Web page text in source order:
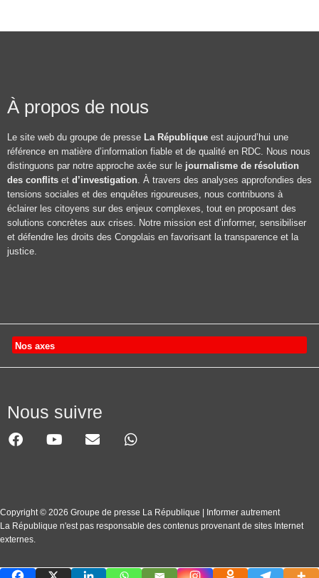
À propos de nous
Le site web du groupe de presse La République est aujourd’hui une
référence en matière d’information fiable et de qualité en RDC. Nous nous
distinguons par notre approche axée sur le journalisme de résolution
des conflits et d’investigation. À travers des analyses approfondies des
tensions sociales et des enquêtes rigoureuses, nous contribuons à
éclairer les citoyens sur des enjeux complexes, tout en proposant des
solutions concrètes aux crises. Notre mission est d’informer, sensibiliser
et défendre les droits des Congolais en favorisant la transparence et la
justice.
Nos axes
Nous suivre
Copyright © 2026 Groupe de presse La République | Informer autrement
La République n'est pas responsable des contenus provenant de sites Internet
externes.